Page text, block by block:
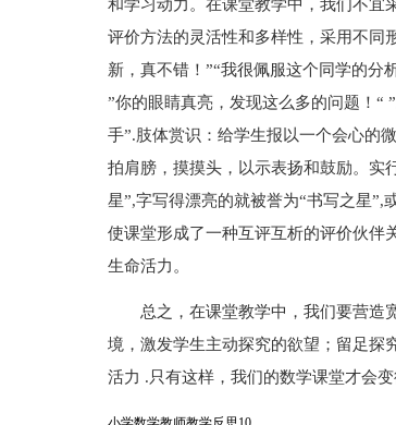
和学习动力。在课堂教学中，我们不宜
评价方法的灵活性和多样性，采用不同
新，真不错！”“我很佩服这个同学的分
”你的眼睛真亮，发现这么多的问题！“
手”.肢体赏识：给学生报以一个会心的
拍肩膀，摸摸头，以示表扬和鼓励。实
星”,字写得漂亮的就被誉为“书写之星”,
使课堂形成了一种互评互析的评价伙伴
生命活力。
总之，在课堂教学中，我们要营造
境，激发学生主动探究的欲望；留足探
活力 .只有这样，我们的数学课堂才会